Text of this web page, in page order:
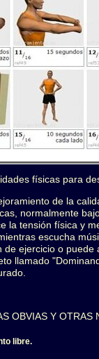
físicas para
de la
normalmente
la tensión física y
escucha
ejercicio o
llamado
OBVIAS Y OTRAS
libre.